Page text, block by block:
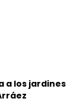
a los jardines